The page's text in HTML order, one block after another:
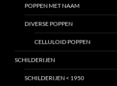
POPPEN MET NAAM
DIVERSE POPPEN
CELLULOID POPPEN
SCHILDERIJEN
SCHILDERIJEN < 1950